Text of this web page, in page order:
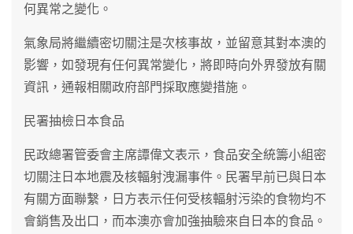
何異常之變化。
氣象局將繼續密切關注是次核事故，並留意其對本澳的
影響，如發現有任何異常變化，將即時向外界發放有關
資訊，通報相關政府部門採取應變措施。
民署抽檢日本食品
民政總署管委會主席譚偉文表示，食品安全統籌小組密
切關注日本地震及核輻射洩漏事件。民署早前已與日本
有關方面聯繫，日方表示任何受核輻射污染的食物均不
會銷售及出口，而本澳亦會加強抽驗來自日本的食品。